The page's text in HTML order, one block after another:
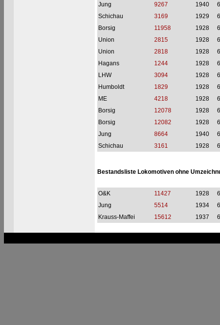
Jung
9267 1940
Schichau
3169 1929
Borsig
11958 1928
Union
2815 1928
Union
2818 1928
Hagans
1244 1928
LHW
3094 1928
Humboldt
1829 1928
ME
4218 1928
Borsig
12078 1928
Borsig
12082 1928
Jung
8664 1940
Schichau
3161 1928
Bestandsliste Lokomotiven ohne
O&K 11427 1928
Jung
5514 1934
Krauss-Maffei
15612 1937